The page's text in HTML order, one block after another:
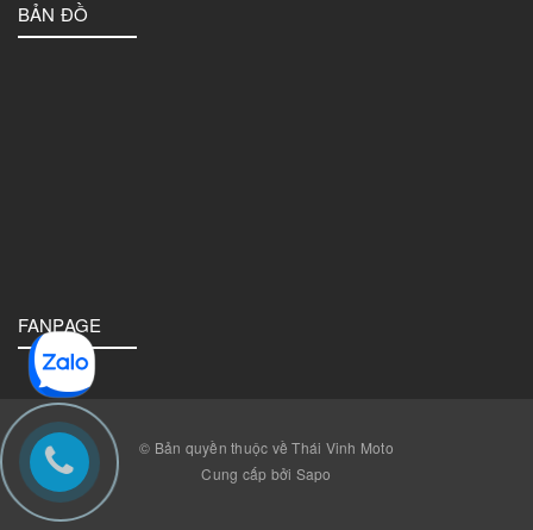
BẢN ĐỒ
FANPAGE
© Bản quyền thuộc về Thái Vinh Moto
Cung cấp bởi Sapo